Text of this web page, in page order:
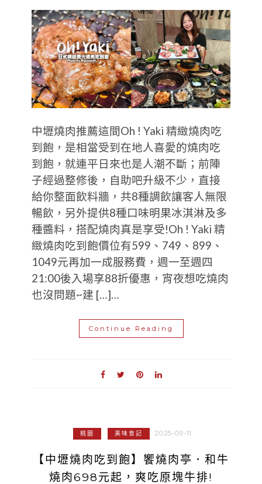
中壢燒肉推薦這間Oh ! Yaki 精緻燒肉吃
到飽，是相當受到在地人喜愛的燒肉吃
到飽，就連平日來也是人潮不斷；前陣
子經過整修後，自助吧升級不少，直接
給你整面飲料牆，共8種調飲讓客人無限
暢飲，另外提供8種口味明果冰淇淋及多
種醬料，搭配燒肉真是享受!Oh ! Yaki 精
緻燒肉吃到飽價位有599、749、899、
1049元再加一成服務費，週一至週四
21:00後入場享88折優惠，宵夜想吃燒肉
也沒問題~建 […]…
Continue Reading
桃園 美味食記 2025-09-11
【中壢燒肉吃到飽】饗燒肉亭．和牛
燒肉698元起，爽吃原塊牛排!